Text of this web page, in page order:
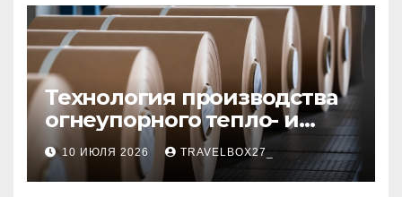
Технология производства
огнеупорного тепло- и
звукоизоляционного
картона из
муллитокремнеземистого
10 ИЮЛЯ 2026 TRAVELBOX27_